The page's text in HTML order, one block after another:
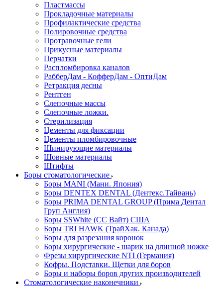
Пластмассы
Прокладочные материалы
Профилактические средства
Полировочные средства
Протравочные гели
Прикусные материалы
Перчатки
Распломбировка каналов
РабберДам - КофферДам - ОптиДам
Ретракция десны
Рентген
Слепочные массы
Слепочные ложки.
Стерилизация
Цементы для фиксации
Цементы пломбировочные
Шинирующие материалы
Шовные материалы
Штифты
Боры стоматологические
Боры MANI (Мани. Япония)
Боры DENTEX DENTAL (Дентекс.Тайвань)
Боры PRIMA DENTAL GROUP (Прима Дентал
Груп Англия)
Боры SSWhite (СС Вайт) США
Боры TRI HAWK (ТрайХак. Канада)
Боры для разрезания коронок
Боры хирургические - шарик на длинной ножке
Фрезы хирургические NTI (Германия)
Кофры. Подставки. Щетки для боров
Боры и наборы боров других производителей
Стоматологические наконечники